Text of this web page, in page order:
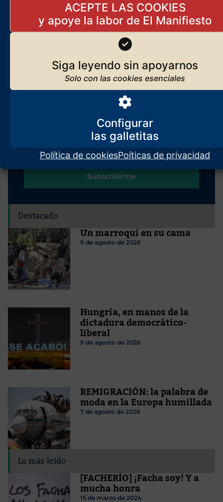
ACEPTE LAS COOKIES
Siga leyendo sin apoyarnos
Configurar
Política de cookiesPoíticas de privacidad
Los orígenes de El Manifiesto
cada día en su correo
Subscribirme
Destacado
Un marroquí en su cama
9 de agosto de 2026
Hungría, en manos de la
dictadura democrático-
liberal
9 de agosto de 2026
REMIGRACIÓN: la palabra de
moda en la Europa humillada
7 de agosto de 2026
Lo más leído
[FACHERÍO] ¡Facha soy! Y a
mucha honra
15 de marzo de 2024